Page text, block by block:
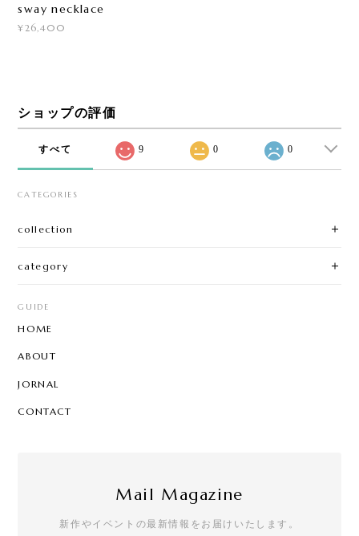
sway necklace
¥26,400
ショップの評価
すべて 9 0 0
CATEGORIES
collection
category
GUIDE
HOME
ABOUT
JORNAL
CONTACT
Mail Magazine
新作やイベントの最新情報をお届けいたします。